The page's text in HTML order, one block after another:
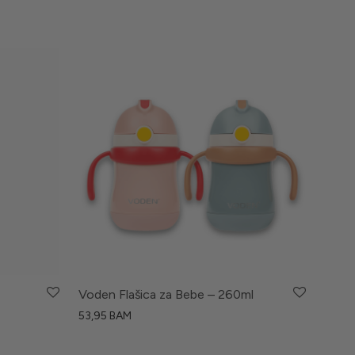
Voden Flašica za Bebe – 260ml
53,95 BAM